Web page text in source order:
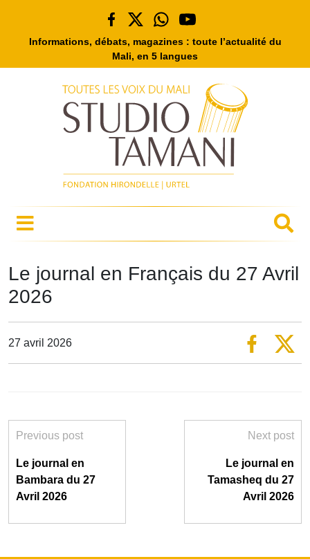
Informations, débats, magazines : toute l’actualité du
Mali, en 5 langues
Le journal en Français du 27 Avril
2026
27 avril 2026
Previous post
Le journal en
Bambara du 27
Avril 2026
Next post
Le journal en
Tamasheq du 27
Avril 2026